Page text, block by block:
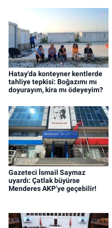
Hatay'da konteyner kentlerde
tahliye tepkisi: Boğazımı mı
doyurayım, kira mı ödeyeyim?
Gazeteci İsmail Saymaz
uyardı: Çatlak büyürse
Menderes AKP’ye geçebilir!